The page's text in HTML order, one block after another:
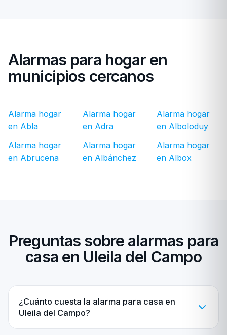
Alarmas para hogar en
municipios cercanos
Alarma hogar
en Abla
Alarma hogar
en Abrucena
Alarma hogar
en Adra
Alarma hogar
en Albánchez
Alarma hogar
en Alboloduy
Alarma hogar
en Albox
Preguntas sobre alarmas para
casa en Uleila del Campo
¿Cuánto cuesta la alarma para casa en
Uleila del Campo?